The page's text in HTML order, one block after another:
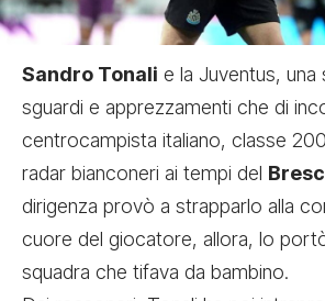
Sandro Tonali e la Juventus,
sguardi e apprezzamenti che di
centrocampista italiano, classe
radar bianconeri ai tempi del
dirigenza provò a strapparlo alla
cuore del giocatore, allora, lo
squadra che tifava da bambino.